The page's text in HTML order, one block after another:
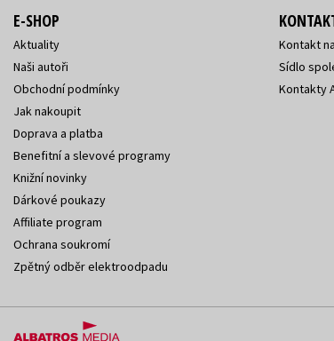
E-SHOP
Aktuality
Naši autoři
Obchodní podmínky
Jak nakoupit
Doprava a platba
Benefitní a slevové programy
Knižní novinky
Dárkové poukazy
Affiliate program
Ochrana soukromí
Zpětný odběr elektroodpadu
Kontakt
Sídlo
Kontakty